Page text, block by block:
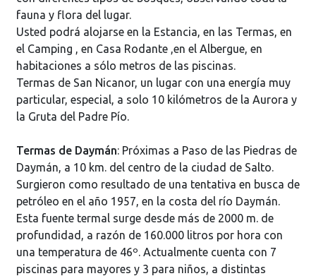
fauna y flora del lugar.
Usted podrá alojarse en la Estancia, en las Termas, en
el Camping , en Casa Rodante ,en el Albergue, en
habitaciones a sólo metros de las piscinas.
Termas de San Nicanor, un lugar con una energía muy
particular, especial, a solo 10 kilómetros de la Aurora y
la Gruta del Padre Pío.
Termas de Daymán: Próximas a Paso de las Piedras de
Daymán, a 10 km. del centro de la ciudad de Salto.
Surgieron como resultado de una tentativa en busca de
petróleo en el año 1957, en la costa del río Daymán.
Esta fuente termal surge desde más de 2000 m. de
profundidad, a razón de 160.000 litros por hora con
una temperatura de 46º. Actualmente cuenta con 7
piscinas para mayores y 3 para niños, a distintas